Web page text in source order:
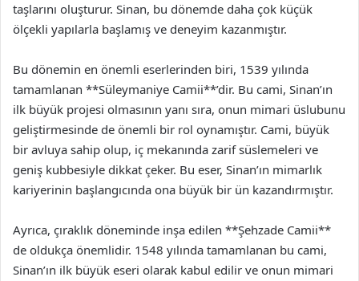
taşlarını oluşturur. Sinan, bu dönemde daha çok küçük
ölçekli yapılarla başlamış ve deneyim kazanmıştır.
Bu dönemin en önemli eserlerinden biri, 1539 yılında
tamamlanan **Süleymaniye Camii**’dir. Bu cami, Sinan’ın
ilk büyük projesi olmasının yanı sıra, onun mimari üslubunu
geliştirmesinde de önemli bir rol oynamıştır. Cami, büyük
bir avluya sahip olup, iç mekanında zarif süslemeleri ve
geniş kubbesiyle dikkat çeker. Bu eser, Sinan’ın mimarlık
kariyerinin başlangıcında ona büyük bir ün kazandırmıştır.
Ayrıca, çıraklık döneminde inşa edilen **Şehzade Camii**
de oldukça önemlidir. 1548 yılında tamamlanan bu cami,
Sinan’ın ilk büyük eseri olarak kabul edilir ve onun mimari